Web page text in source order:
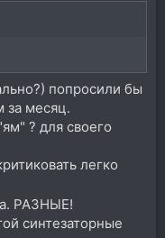
попросили бы
за месяц.
? для своего
легко
РАЗНЫЕ!
синтезаторные